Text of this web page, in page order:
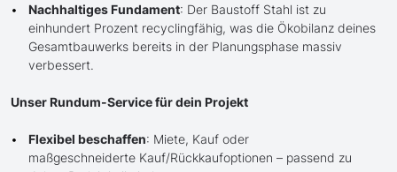
Nachhaltiges Fundament: Der Baustoff Stahl ist zu
einhundert Prozent recyclingfähig, was die Ökobilanz deines
Gesamtbauwerks bereits in der Planungsphase massiv
verbessert.
Unser Rundum-Service für dein Projekt
Flexibel beschaffen: Miete, Kauf oder
maßgeschneiderte Kauf/Rückkaufoptionen – passend zu